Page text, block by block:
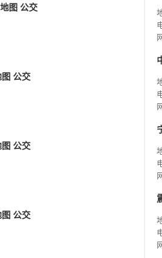
地图公交
公交
公交
公交